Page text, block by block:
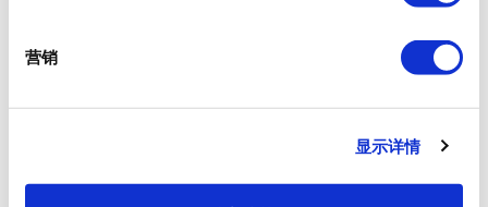
营销
显示详情